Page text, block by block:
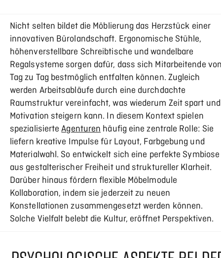
Nicht selten bildet die Möblierung das Herzstück einer
innovativen Bürolandschaft. Ergonomische Stühle,
höhenverstellbare Schreibtische und wandelbare
Regalsysteme sorgen dafür, dass sich Mitarbeitende
Tag zu Tag bestmöglich entfalten können. Zugleich
werden Arbeitsabläufe durch eine durchdachte
Raumstruktur vereinfacht, was wiederum Zeit spart und
Motivation steigern kann. In diesem Kontext spielen
spezialisierteAgenturenhäufig eine zentrale Rolle: Sie
liefern kreative Impulse für Layout, Farbgebung und
Materialwahl. So entwickelt sich eine perfekte Symbiose
aus gestalterischer Freiheit und struktureller Klarheit.
Darüber hinaus fördern flexible Möbelmodule
Kollaboration, indem sie jederzeit zu neuen
Konstellationen zusammengesetzt werden können.
Solche Vielfalt belebt die Kultur, eröffnet Perspektiven.